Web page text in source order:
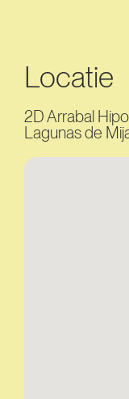
Locatie
2D Arrabal
Lagunas de